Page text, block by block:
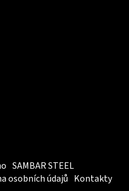
SAMBAR STEEL
osobních údajů Kontakty